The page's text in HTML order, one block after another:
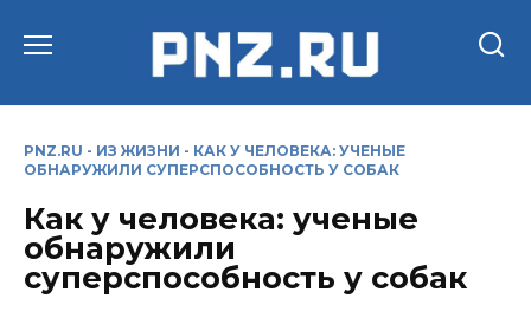
PNZ.RU - ИЗ ЖИЗНИ - КАК У ЧЕЛОВЕКА: УЧЕНЫЕ
ОБНАРУЖИЛИ СУПЕРСПОСОБНОСТЬ У СОБАК
Как у человека: ученые
обнаружили
суперспособность у собак